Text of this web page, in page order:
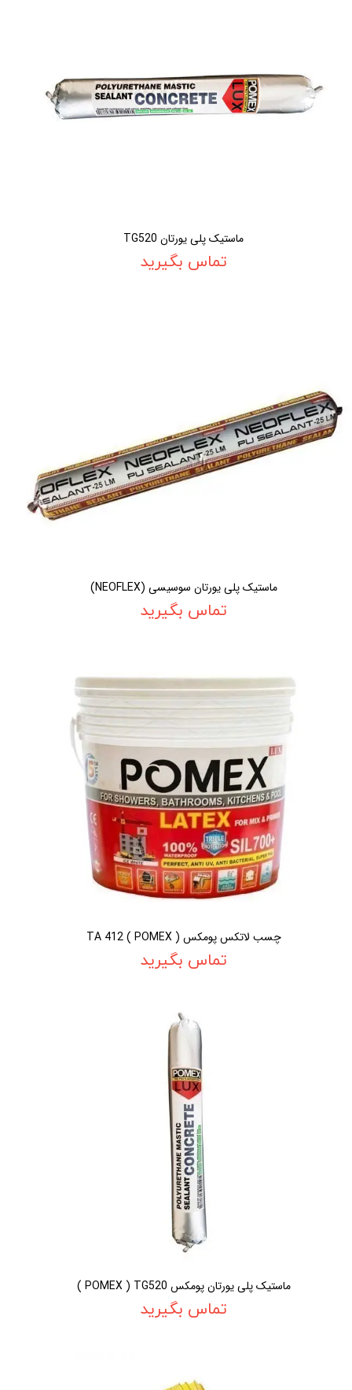
ماستیک پلی یورتان TG520
تماس بگیرید
ماستیک پلی یورتان سوسیسی (NEOFLEX)
تماس بگیرید
چسب لاتکس پومکس TA 412 ( POMEX )
تماس بگیرید
ماستیک پلی یورتان پومکس POMEX ) TG520 )
تماس بگیرید